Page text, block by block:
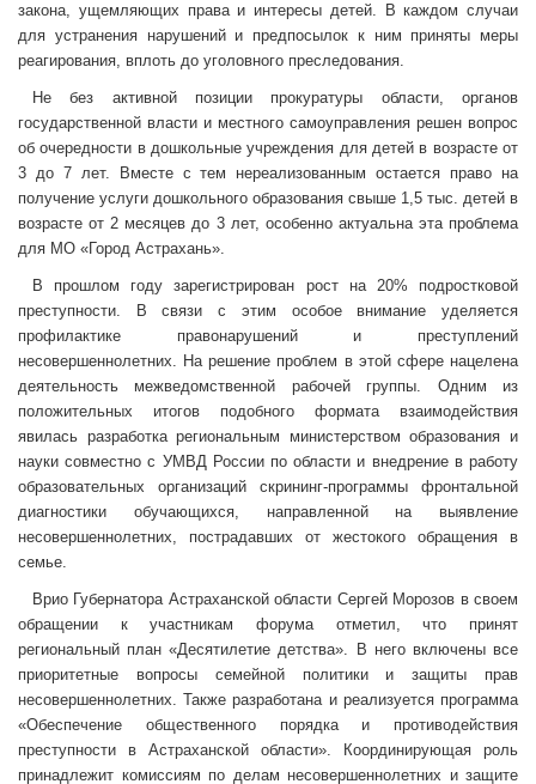
закона, ущемляющих права и интересы детей. В каждом случаи
для устранения нарушений и предпосылок к ним приняты меры
реагирования, вплоть до уголовного преследования.
Не без активной позиции прокуратуры области, органов
государственной власти и местного самоуправления решен вопрос
об очередности в дошкольные учреждения для детей в возрасте от
3 до 7 лет. Вместе с тем нереализованным остается право на
получение услуги дошкольного образования свыше 1,5 тыс. детей в
возрасте от 2 месяцев до 3 лет, особенно актуальна эта проблема
для МО «Город Астрахань».
В прошлом году зарегистрирован рост на 20% подростковой
преступности. В связи с этим особое внимание уделяется
профилактике правонарушений и преступлений
несовершеннолетних. На решение проблем в этой сфере нацелена
деятельность межведомственной рабочей группы. Одним из
положительных итогов подобного формата взаимодействия
явилась разработка региональным министерством образования и
науки совместно с УМВД России по области и внедрение в работу
образовательных организаций скрининг-программы фронтальной
диагностики обучающихся, направленной на выявление
несовершеннолетних, пострадавших от жестокого обращения в
семье.
Врио Губернатора Астраханской области Сергей Морозов в своем
обращении к участникам форума отметил, что принят
региональный план «Десятилетие детства». В него включены все
приоритетные вопросы семейной политики и защиты прав
несовершеннолетних. Также разработана и реализуется программа
«Обеспечение общественного порядка и противодействия
преступности в Астраханской области». Координирующая роль
принадлежит комиссиям по делам несовершеннолетних и защите